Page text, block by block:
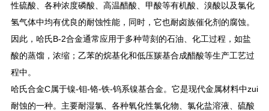
性硫酸、各种浓度磷酸、高温醋酸、甲酸等有机酸、溴酸以及氯化
氢气体中均有优良的耐蚀性能，同时，它也耐卤族催化剂的腐蚀。
因此，哈氏B-2合金通常应用于多种苛刻的石油、化工过程，如盐
酸的蒸馏，浓缩；乙苯的烷基化和低压羰基合成醋酸等生产工艺过
程中。
哈氏合金C属于镍-钼-铬-铁-钨系镍基合金。它是现代金属材料中zui
耐蚀的一种。主要耐湿氯、各种氧化性氯化物、氯化盐溶液、硫酸